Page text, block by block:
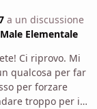
moneta e in
da una delle
delle
a un discussione
Elementale
Ci riprovo. Mi
qualcosa per far
per forzare
troppo per il